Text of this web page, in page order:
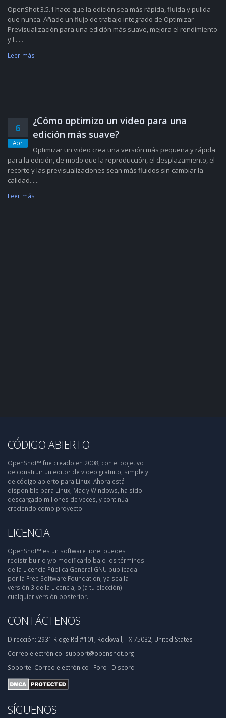
OpenShot 3.5.1 hace que la edición sea más rápida, fluida y pulida
que nunca. Añade un flujo de trabajo integrado de Optimizar
Previsualización para una edición más suave, mejora el rendimiento
y l......
Leer más
6
Abr
¿Cómo optimizo un video para una
edición más suave?
Optimizar un video crea una versión más pequeña y rápida
para la edición, de modo que la reproducción, el desplazamiento, el
recorte y las previsualizaciones sean más fluidos sin cambiar la
calidad......
Leer más
CÓDIGO ABIERTO
OpenShot™ fue creado en 2008, con el objetivo
de construir un editor de video gratuito, simple y
de código abierto para Linux. Ahora está
disponible para Linux, Mac y Windows, ha sido
descargado millones de veces, y continúa
creciendo como proyecto.
LICENCIA
OpenShot™ es un software libre: puedes
redistribuirlo y/o modificarlo bajo los términos
de la Licencia Pública General GNU publicada
por la Free Software Foundation, ya sea la
versión 3 de la Licencia, o (a tu elección)
cualquier versión posterior.
CONTÁCTENOS
Dirección: 2931 Ridge Rd #101, Rockwall, TX 75032, United States
Correo electrónico: support@openshot.org
Soporte: Correo electrónico · Foro · Discord
SÍGUENOS